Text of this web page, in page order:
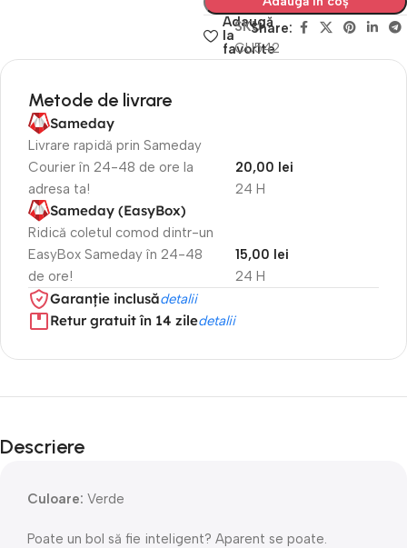
Adaugă
la
favorite
SKU
CU542
Share:
Metode de livrare
Sameday
Livrare rapidă prin Sameday
Courier în 24-48 de ore la
adresa ta!
24 H
20,00 lei
Sameday (EasyBox)
Ridică coletul comod dintr-un
EasyBox Sameday în 24-48
de ore!
24 H
15,00 lei
Garanție inclusădetalii
Retur gratuit în 14 ziledetalii
Descriere
Culoare: Verde
Poate un bol să fie inteligent? Aparent se poate.